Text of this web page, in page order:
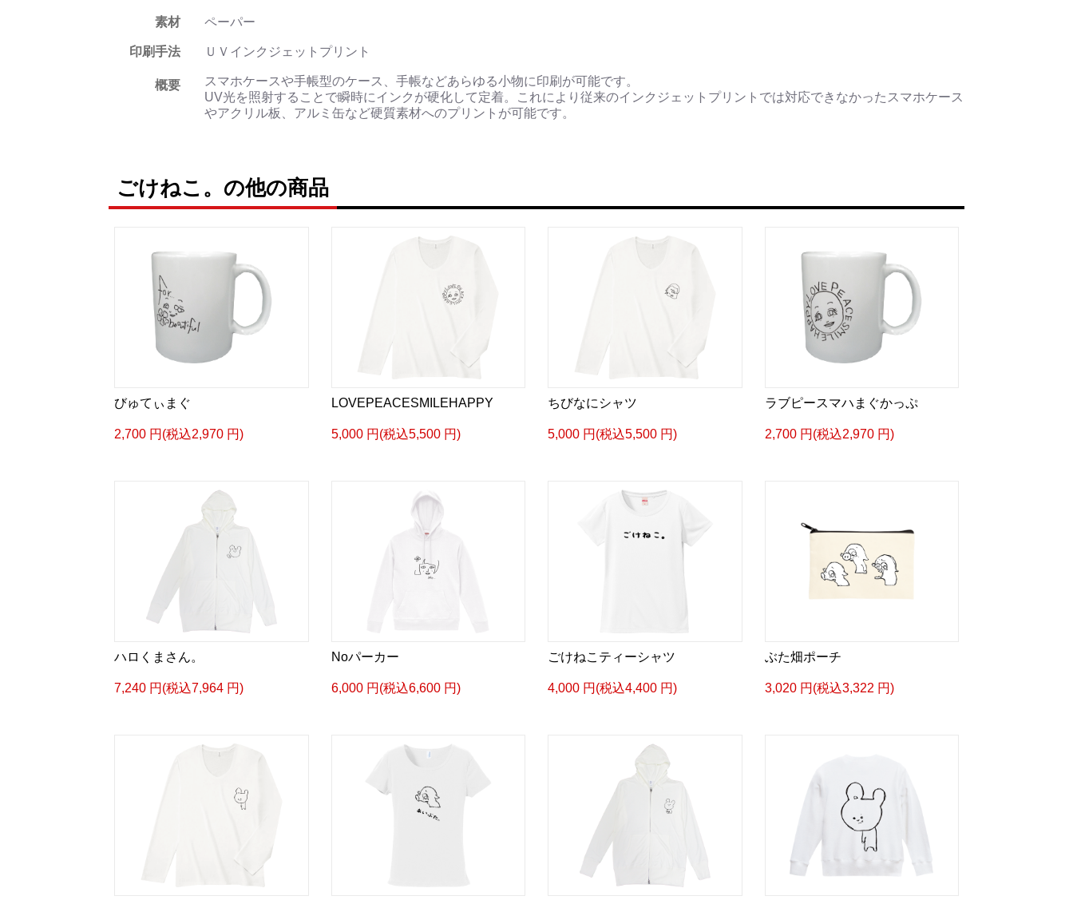
素材 ペーパー
印刷手法 ＵＶインクジェットプリント
概要
スマホケースや手帳型のケース、手帳などあらゆる小物に印刷が可能です。
UV光を照射することで瞬時にインクが硬化して定着。これにより従来のインクジェットプリントでは対応できなかったスマホケース
やアクリル板、アルミ缶など硬質素材へのプリントが可能です。
ごけねこ。の他の商品
びゅてぃまぐ
2,700 円(税込2,970 円)
LOVEPEACESMILEHAPPY
5,000 円(税込5,500 円)
ちびなにシャツ
5,000 円(税込5,500 円)
ラブピースマハまぐかっぷ
2,700 円(税込2,970 円)
ハロくまさん。
7,240 円(税込7,964 円)
Noパーカー
6,000 円(税込6,600 円)
ごけねこティーシャツ
4,000 円(税込4,400 円)
ぶた畑ポーチ
3,020 円(税込3,322 円)